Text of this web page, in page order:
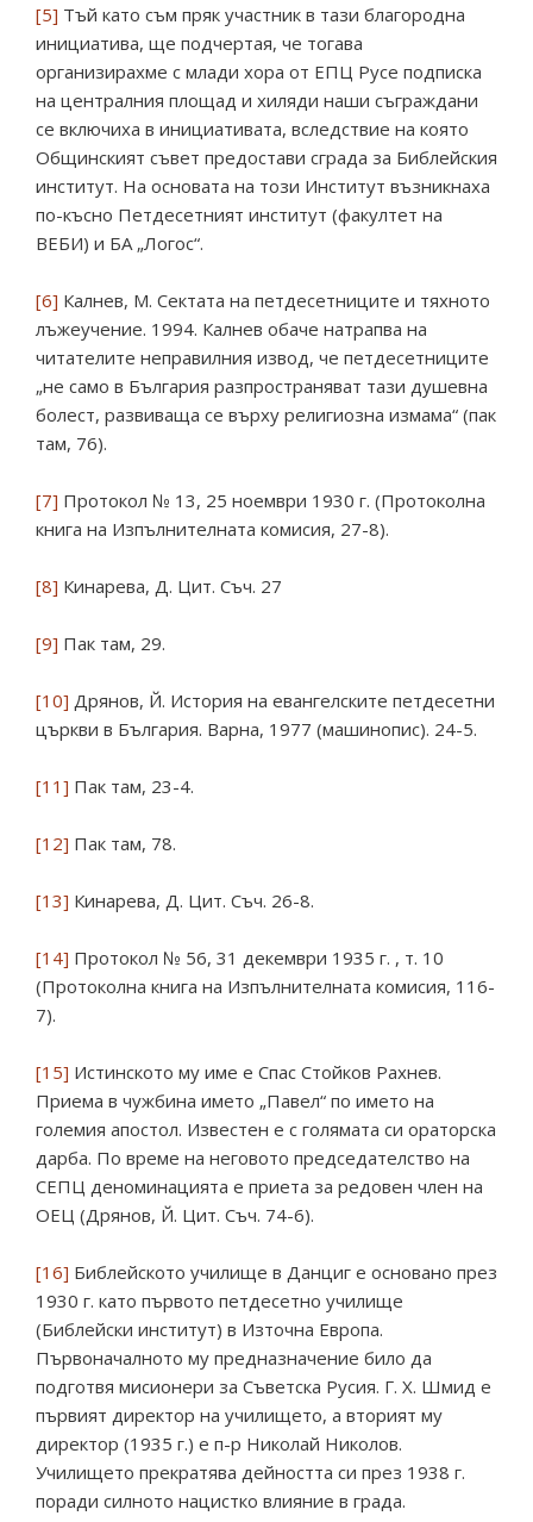
[5] Тъй като съм пряк участник в тази благородна
инициатива, ще подчертая, че тогава
организирахме с млади хора от ЕПЦ Русе подписка
на централния площад и хиляди наши съграждани
се включиха в инициативата, вследствие на която
Общинският съвет предостави сграда за Библейския
институт. На основата на този Институт възникнаха
по-късно Петдесетният институт (факултет на
ВЕБИ) и БА „Логос“.
[6] Калнев, М. Сектата на петдесетниците и тяхното
лъжеучение. 1994. Калнев обаче натрапва на
читателите неправилния извод, че петдесетниците
„не само в България разпространяват тази душевна
болест, развиваща се върху религиозна измама“ (пак
там, 76).
[7] Протокол № 13, 25 ноември 1930 г. (Протоколна
книга на Изпълнителната комисия, 27-8).
[8] Кинарева, Д. Цит. Съч. 27
[9] Пак там, 29.
[10] Дрянов, Й. История на евангелските петдесетни
църкви в България. Варна, 1977 (машинопис). 24-5.
[11] Пак там, 23-4.
[12] Пак там, 78.
[13] Кинарева, Д. Цит. Съч. 26-8.
[14] Протокол № 56, 31 декември 1935 г. , т. 10
(Протоколна книга на Изпълнителната комисия, 116-
7).
[15] Истинското му име е Спас Стойков Рахнев.
Приема в чужбина името „Павел“ по името на
големия апостол. Известен е с голямата си ораторска
дарба. По време на неговото председателство на
СЕПЦ деноминацията е приета за редовен член на
ОЕЦ (Дрянов, Й. Цит. Съч. 74-6).
[16] Библейското училище в Данциг е основано през
1930 г. като първото петдесетно училище
(Библейски институт) в Източна Европа.
Първоначалното му предназначение било да
подготвя мисионери за Съветска Русия. Г. Х. Шмид е
първият директор на училището, а вторият му
директор (1935 г.) е п-р Николай Николов.
Училището прекратява дейността си през 1938 г.
поради силното нацистко влияние в града.